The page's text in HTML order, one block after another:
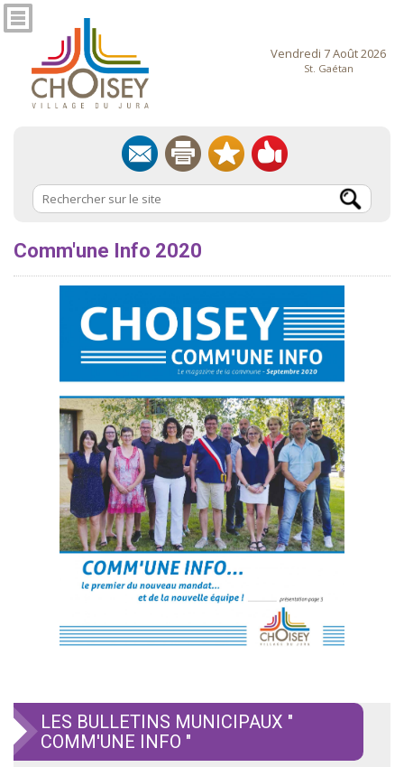
Vendredi 7 Août 2026
St. Gaétan
Comm'une Info 2020
LES BULLETINS MUNICIPAUX "
COMM'UNE INFO "